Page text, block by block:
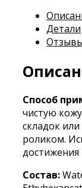
Детали
Способ
чистую
складок
роликом.
достижения
Состав: